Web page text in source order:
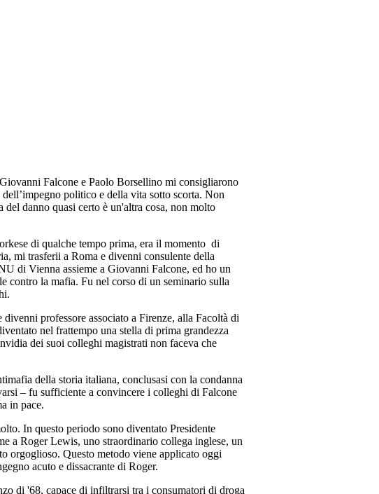
Falcone e Paolo Borsellino mi consigliarono
politico e della vita sotto scorta. Non
danno quasi certo è un'altra cosa, non molto
di qualche tempo prima, era il momento di
mi trasferii a Roma e divenni consulente della
di Vienna assieme a Giovanni Falcone, ed ho un
contro la mafia. Fu nel corso di un seminario sulla
professore associato a Firenze, alla Facoltà di
nel frattempo una stella di prima grandezza
dei suoi colleghi magistrati non faceva che
della storia italiana, conclusasi con la condanna
– fu sufficiente a convincere i colleghi di Falcone
in pace.
In questo periodo sono diventato Presidente
a Roger Lewis, uno straordinario collega inglese, un
orgoglioso. Questo metodo viene applicato oggi
acuto e dissacrante di Roger.
di '68, capace di infiltrarsi tra i consumatori di droga